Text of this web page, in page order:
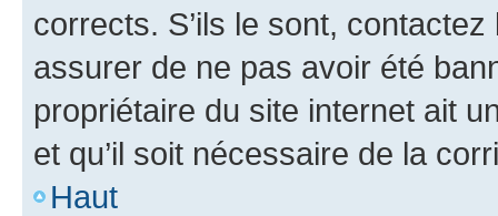
corrects. S’ils le sont,
assurer de ne pas avoir été
propriétaire du site internet ait
et qu’il soit nécessaire de la
Haut